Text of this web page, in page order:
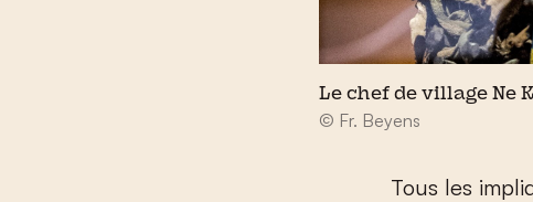
Le chef de village Ne
© Fr. Beyens
Tous les